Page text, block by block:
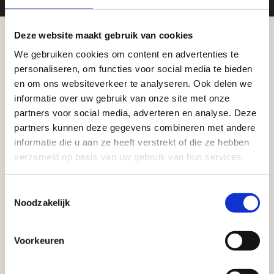
Deze website maakt gebruik van cookies
We gebruiken cookies om content en advertenties te
personaliseren, om functies voor social media te bieden
en om ons websiteverkeer te analyseren. Ook delen we
informatie over uw gebruik van onze site met onze
partners voor social media, adverteren en analyse. Deze
partners kunnen deze gegevens combineren met andere
informatie die u aan ze heeft verstrekt of die ze hebben
verzameld op basis van uw gebruik van hun services.
Noodzakelijk
Voorkeuren
Zakelijke klant worden
Vego Tuinmaterialen is de meest geschikte partner
voor zakelijke klanten op zoek naar tuin- en
infraproducten. Als professionele leverancier van
tuinmaterialen bieden wij een breed assortiment
aan producten van topkwaliteit. Lees meer over de
zakelijke mogelijkheden.
Aangepaste openingstijden tijdens de
vakantieperiode
Waardenburg en Vego Dordrecht hanteren tijdens
de vakantieperiode aangepaste openingstijden op
zaterdag. Bekijk de vestigingspagina voor de
actuele openingstijden.
maanden dicht is voor al het wegverkeer, is het fijn